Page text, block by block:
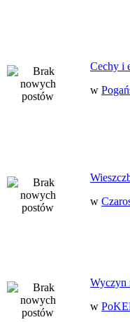
Cechy i
w
w
Wyczyn
w